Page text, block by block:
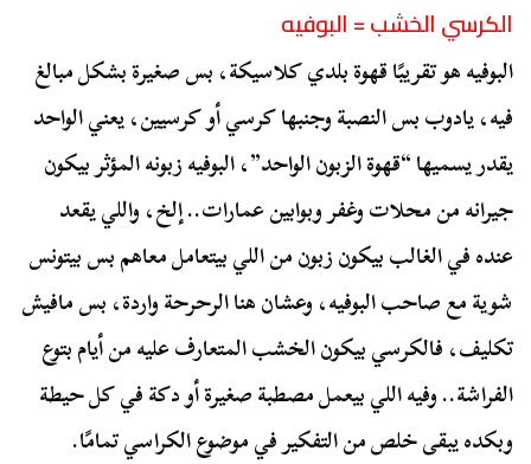
الكرسي الخشب = البوفيه
البوفيه هو تقريبًا قهوة بلدي كلاسيكة، بس صغيرة بشكل مبالغ
فيه، يادوب بس النصبة وجنبها كرسي أو كرسيين، يعني الواحد
يقدر يسميها “قهوة الزبون الواحد”، البوفيه زبونه المؤثر بيكون
جيرانه من محلات وغفر وبوابين عمارات.. إلخ، واللي يقعد
عنده في الغالب بيكون زبون من اللي بيتعامل معاهم بس بيتونس
شوية مع صاحب البوفيه، وعشان هنا الرحرحة واردة، بس مافيش
تكليف، فالكرسي بيكون الخشب المتعارف عليه من أيام بتوع
الفراشة.. وفيه اللي بيعمل مصطبة صغيرة أو دكة في كل حيطة
وبكده يبقى خلص من التفكير في موضوع الكراسي تمامًا.